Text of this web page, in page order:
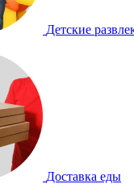
Детские
Доставка еды